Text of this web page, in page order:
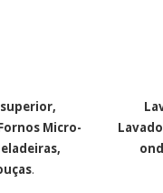
Micro-
.